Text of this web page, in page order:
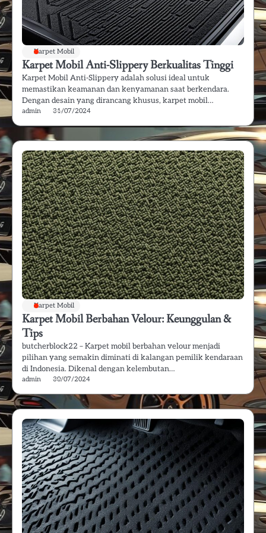
Karpet Mobil
Karpet Mobil Anti-Slippery Berkualitas Tinggi
Karpet Mobil Anti-Slippery adalah solusi ideal untuk
memastikan keamanan dan kenyamanan saat berkendara.
Dengan desain yang dirancang khusus, karpet mobil…
admin 31/07/2024
Karpet Mobil
Karpet Mobil Berbahan Velour: Keunggulan &
Tips
butcherblock22 – Karpet mobil berbahan velour menjadi
pilihan yang semakin diminati di kalangan pemilik kendaraan
di Indonesia. Dikenal dengan kelembutan…
admin 30/07/2024